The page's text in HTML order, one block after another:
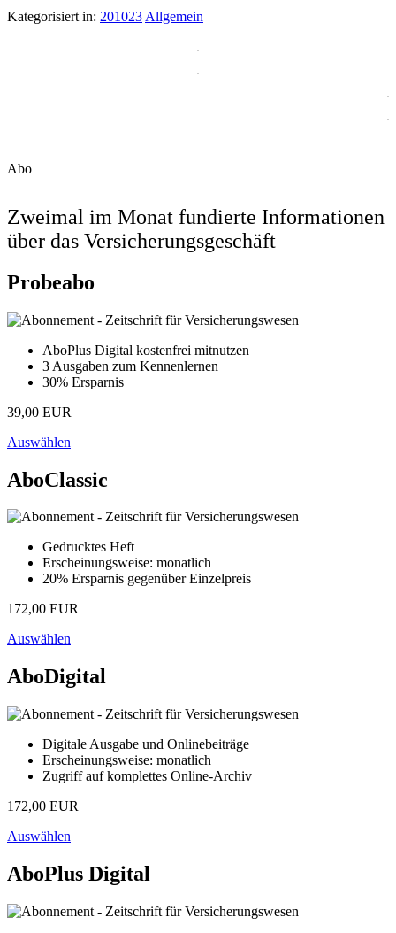
Kategorisiert in: 201023 Allgemein
Abo
Zweimal im Monat fundierte Informationen
über das Versicherungsgeschäft
Probeabo
AboPlus Digital kostenfrei mitnutzen
3 Ausgaben zum Kennenlernen
30% Ersparnis
39,00 EUR
Auswählen
AboClassic
Gedrucktes Heft
Erscheinungsweise: monatlich
20% Ersparnis gegenüber Einzelpreis
172,00 EUR
Auswählen
AboDigital
Digitale Ausgabe und Onlinebeiträge
Erscheinungsweise: monatlich
Zugriff auf komplettes Online-Archiv
172,00 EUR
Auswählen
AboPlus Digital